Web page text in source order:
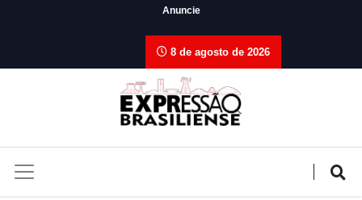
Anuncie
8 de agosto de 2026